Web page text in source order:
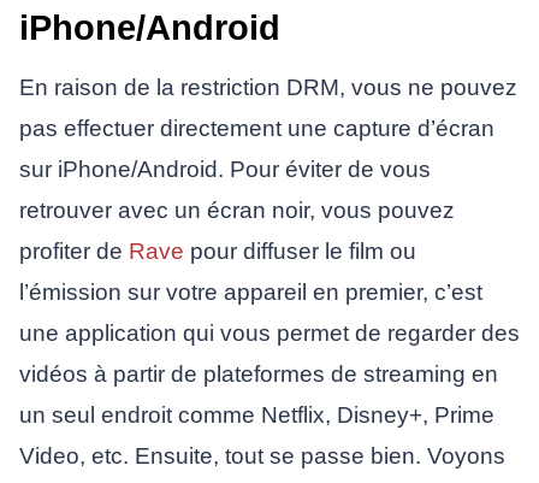
iPhone/Android
En raison de la restriction DRM, vous ne pouvez
pas effectuer directement une capture d’écran
sur iPhone/Android. Pour éviter de vous
retrouver avec un écran noir, vous pouvez
profiter de Rave pour diffuser le film ou
l’émission sur votre appareil en premier, c’est
une application qui vous permet de regarder des
vidéos à partir de plateformes de streaming en
un seul endroit comme Netflix, Disney+, Prime
Video, etc. Ensuite, tout se passe bien. Voyons